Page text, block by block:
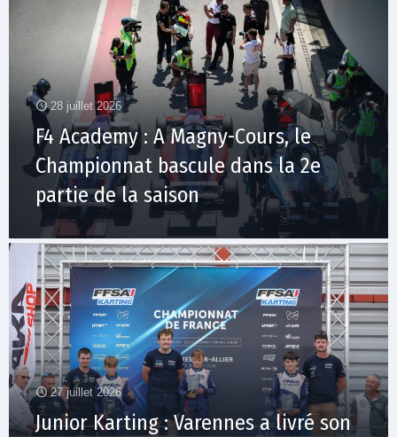
28 juillet 2026
F4 Academy : A Magny-Cours, le
Championnat bascule dans la 2e
partie de la saison
27 juillet 2026
Junior Karting : Varennes a livré son